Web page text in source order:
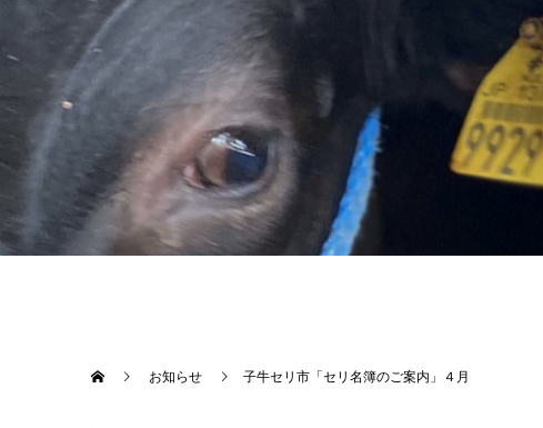
お知らせ 子牛セリ市「セリ名簿のご案内」４月